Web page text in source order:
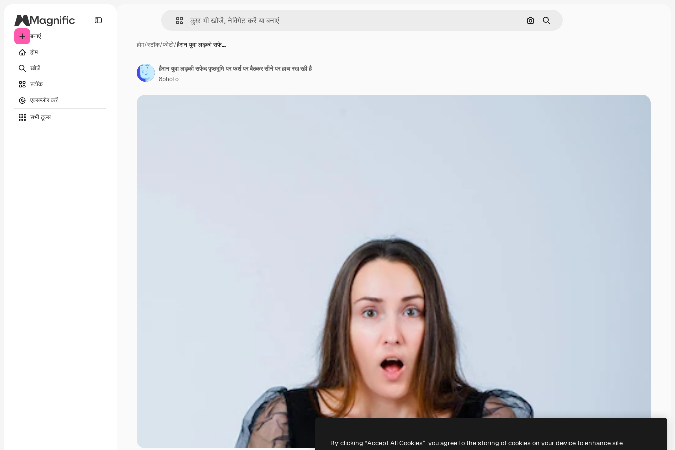
बनाएं
होम
खोजें
स्टॉक
एक्सप्लोर करें
सभी टूल्‍स
इमेज से खोजें
खोजें
होम/स्टॉक/फोटो/हैरान युवा लड़की सफे…
हैरान युवा लड़की सफेद पृष्ठभूमि पर फर्श पर बैठकर सीने पर हाथ रख रही है
8photo
By clicking “Accept All Cookies”, you agree to the storing of cookies on your device to enhance site